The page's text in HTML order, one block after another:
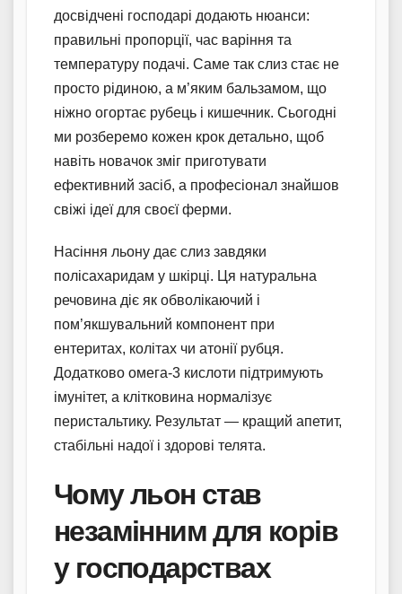
досвідчені господарі додають нюанси:
правильні пропорції, час варіння та
температуру подачі. Саме так слиз стає не
просто рідиною, а м’яким бальзамом, що
ніжно огортає рубець і кишечник. Сьогодні
ми розберемо кожен крок детально, щоб
навіть новачок зміг приготувати
ефективний засіб, а професіонал знайшов
свіжі ідеї для своєї ферми.
Насіння льону дає слиз завдяки
полісахаридам у шкірці. Ця натуральна
речовина діє як обволікаючий і
пом’якшувальний компонент при
ентеритах, колітах чи атонії рубця.
Додатково омега-3 кислоти підтримують
імунітет, а клітковина нормалізує
перистальтику. Результат — кращий апетит,
стабільні надої і здорові телята.
Чому льон став
незамінним для корів
у господарствах